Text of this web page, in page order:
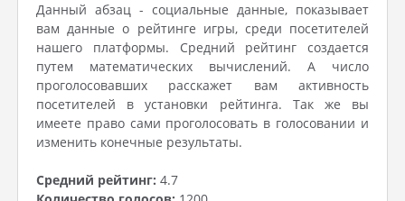
Данный абзац - социальные данные, показывает
вам данные о рейтинге игры, среди посетителей
нашего платформы. Средний рейтинг создается
путем математических вычислений. А число
проголосовавших расскажет вам активность
посетителей в установки рейтинга. Так же вы
имеете право сами проголосовать в голосовании и
изменить конечные результаты.
Средний рейтинг: 4.7